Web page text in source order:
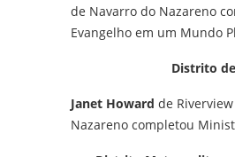
de Navarro do Nazareno
Evangelho em um Mundo
Distrito
Janet Howard de
Nazareno completou